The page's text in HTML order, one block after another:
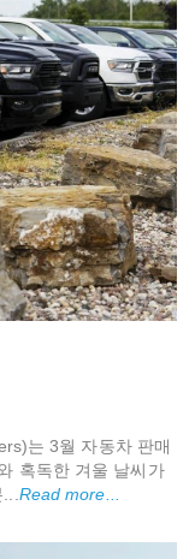
는 3월 자동차 판매
혹독한 겨울 날씨가
Read more...